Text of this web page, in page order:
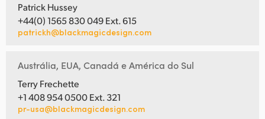
Patrick Hussey
+44(0) 1565 830 049 Ext. 615
patrickh@blackmagicdesign.com
Austrália, EUA, Canadá e América do Sul
Terry Frechette
+1 408 954 0500 Ext. 321
pr-usa@blackmagicdesign.com